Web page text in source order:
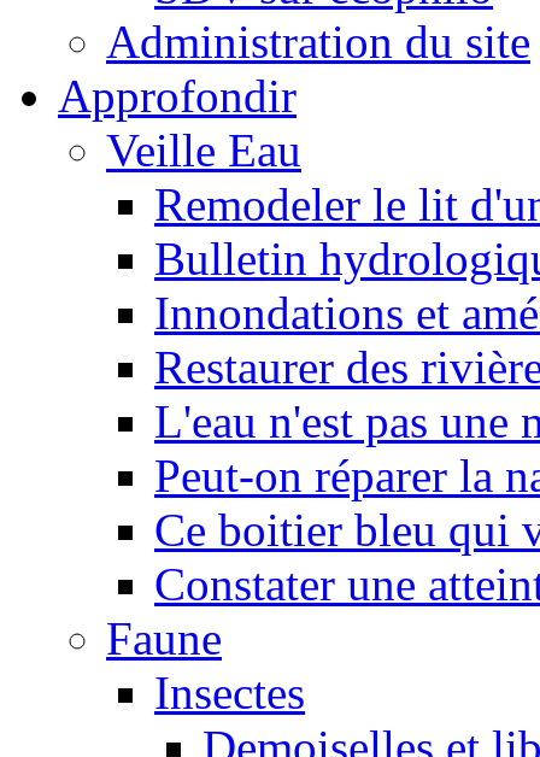
Administration du site
Approfondir
Veille Eau
Remodeler le lit
Bulletin
Innondations et
Restaurer des
L'eau n'est pas une
Peut-on réparer la
Ce boitier bleu qui
Constater une
Faune
Insectes